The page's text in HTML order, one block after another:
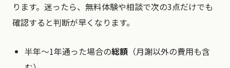
ります。迷ったら、無料体験や相談で次の3点だけでも
確認すると判断が早くなります。
半年〜1年通った場合の総額 （月謝以外の費用も含